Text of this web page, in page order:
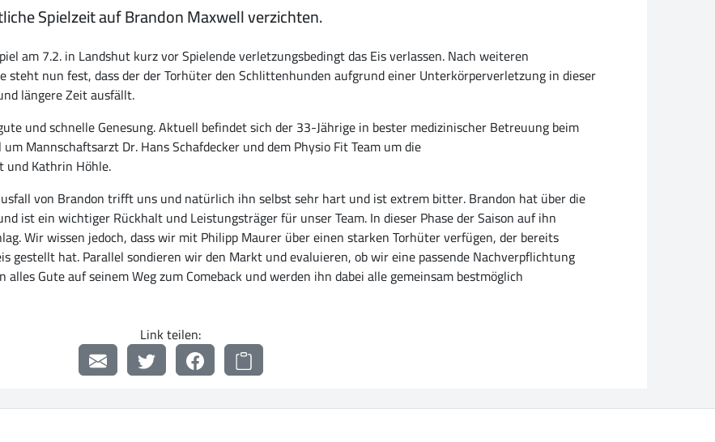
Spielzeit auf Brandon Maxwell verzichten.
am 7.2. in Landshut kurz vor Spielende verletzungsbedingt das Eis verlassen. Nach weiteren
steht nun fest, dass der der Torhüter den Schlittenhunden aufgrund einer Unterkörperverletzung in dieser
längere Zeit ausfällt.
und schnelle Genesung. Aktuell befindet sich der 33-Jährige in bester medizinischer Betreuung beim
Mannschaftsarzt Dr. Hans Schafdecker und dem Physio Fit Team um die
und Kathrin Höhle.
von Brandon trifft uns und natürlich ihn selbst sehr hart und ist extrem bitter. Brandon hat über die
ist ein wichtiger Rückhalt und Leistungsträger für unser Team. In dieser Phase der Saison auf ihn
Wir wissen jedoch, dass wir mit Philipp Maurer über einen starken Torhüter verfügen, der bereits
gestellt hat. Parallel sondieren wir den Markt und evaluieren, ob wir eine passende Nachverpflichtung
Gute auf seinem Weg zum Comeback und werden ihn dabei alle gemeinsam bestmöglich
Link teilen: